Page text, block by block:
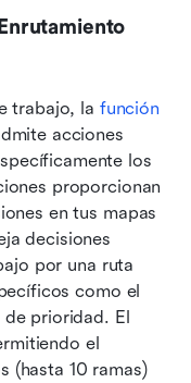
trabajo, la función
acciones
proporcionan
en tus mapas
decisiones
por una ruta
como el
el
(hasta 10 ramas)